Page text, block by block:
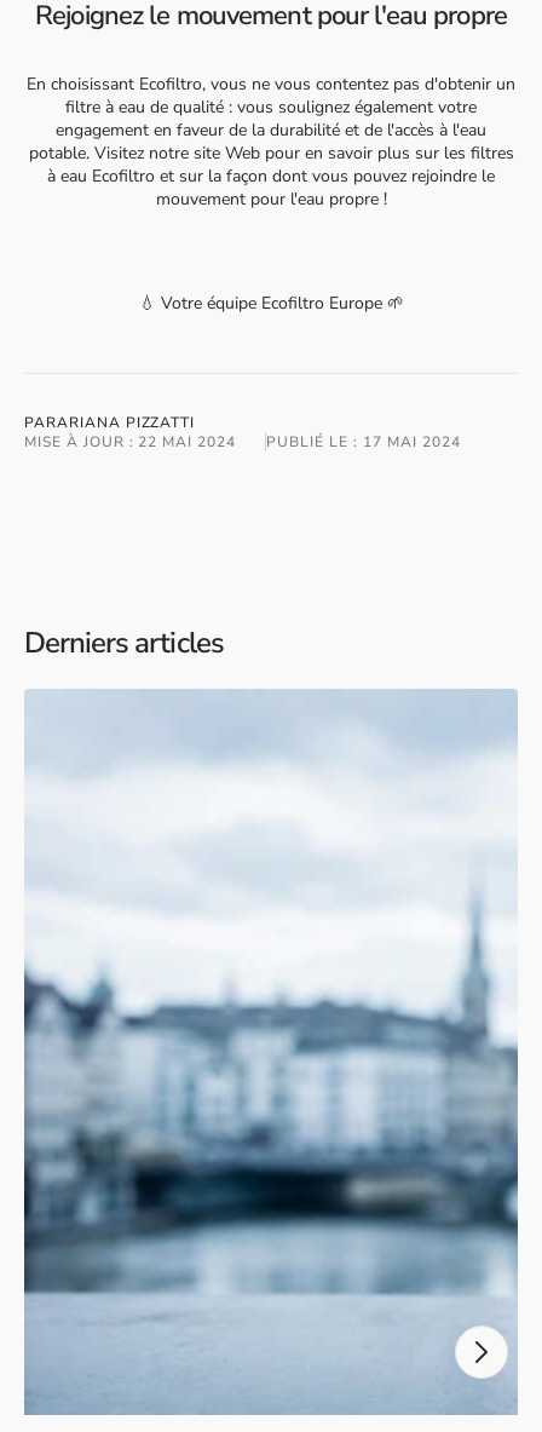
Rejoignez le mouvement pour l'eau propre
En choisissant Ecofiltro, vous ne vous contentez pas d'obtenir un
filtre à eau de qualité : vous soulignez également votre
engagement en faveur de la durabilité et de l'accès à l'eau
potable. Visitez notre site Web pour en savoir plus sur les filtres
à eau Ecofiltro et sur la façon dont vous pouvez rejoindre le
mouvement pour l'eau propre !
💧 Votre équipe Ecofiltro Europe 🌱
PARARIANA PIZZATTI
MISE À JOUR : 22 MAI 2024 PUBLIÉ LE : 17 MAI 2024
Derniers articles